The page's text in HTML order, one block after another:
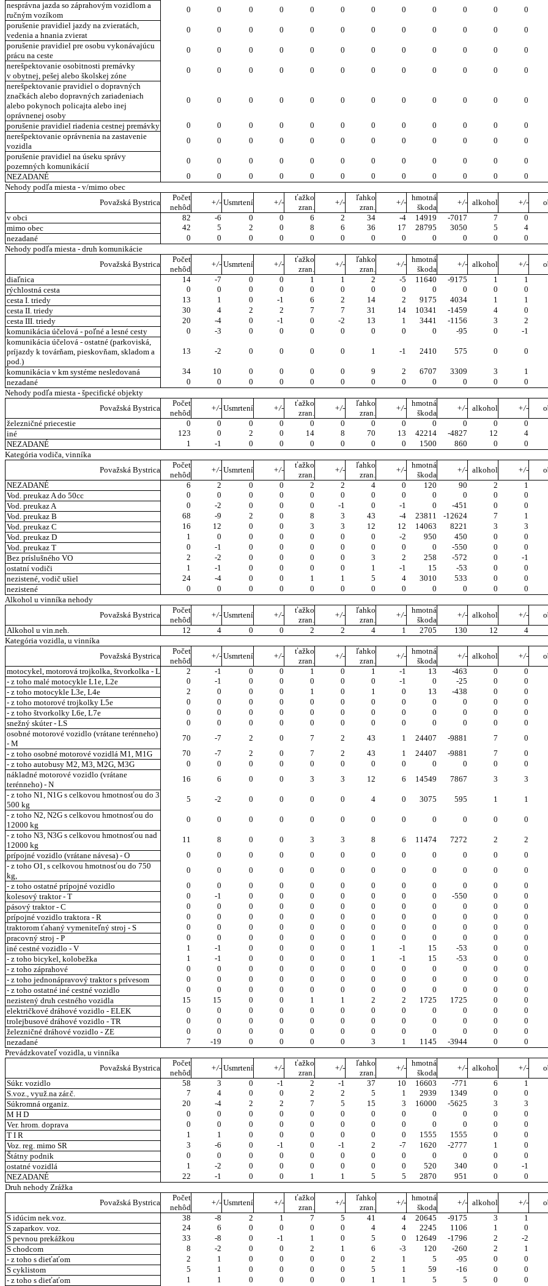
nesprávna jazda so záprahovým vozidlom a
ručným vozíkom
0 0 0 0 0 0 0 0 0 0 0 0
porušenie pravidiel jazdy na zvieratách,
vedenia a hnania zvierat
0 0 0 0 0 0 0 0 0 0 0 0
porušenie pravidiel pre osobu vykonávajúcu
prácu na ceste
0 0 0 0 0 0 0 0 0 0 0 0
nerešpektovanie osobitnosti premávky
v obytnej, pešej alebo školskej zóne
0 0 0 0 0 0 0 0 0 0 0 0
nerešpektovanie pravidiel o dopravných
značkách alebo dopravných zariadeniach
alebo pokynoch policajta alebo inej
oprávnenej osoby
0 0 0 0 0 0 0 0 0 0 0 0
porušenie pravidiel riadenia cestnej premávky 0 0 0 0 0 0 0 0 0 0 0 0
nerešpektovanie oprávnenia na zastavenie
vozidla
0 0 0 0 0 0 0 0 0 0 0 0
porušenie pravidiel na úseku správy
pozemných komunikácií
0 0 0 0 0 0 0 0 0 0 0 0
NEZADANÉ
0 0 0 0 0 0 0 0 0 0 0 0
Nehody podľa miesta - v/mimo obec
Považská Bystrica
Počet
nehôd
+/- Usmrtení +/-
ťažko
zran.
+/-
ľahko
zran.
+/-
hmotná
škoda
+/- alkohol +/-
v obci
82 -6 0 0 6 2 34 -4 14919 -7017 7 0
mimo obec
42 5 2 0 8 6 36 17 28795 3050 5 4
nezadané
0 0 0 0 0 0 0 0 0 0 0 0
Nehody podľa miesta - druh komunikácie
Považská Bystrica
Počet
nehôd
+/- Usmrtení +/-
ťažko
zran.
+/-
ľahko
zran.
+/-
hmotná
škoda
+/- alkohol +/-
diaľnica
14 -7 0 0 1 1 2 -5 11640 -9175 1 1
rýchlostná cesta
0 0 0 0 0 0 0 0 0 0 0 0
cesta I. triedy
13 1 0 -1 6 2 14 2 9175 4034 1 1
cesta II. triedy
30 4 2 2 7 7 31 14 10341 -1459 4 0
cesta III. triedy
20 -4 0 -1 0 -2 13 1 3441 -1156 3 2
komunikácia účelová - poľné a lesné cesty
0 -3 0 0 0 0 0 0 0 -95 0 -1
komunikácia účelová - ostatné (parkoviská,
príjazdy k továrňam, pieskovňam, skladom a
pod.)
13 -2 0 0 0 0 1 -1 2410 575 0 0
komunikácia v km systéme nesledovaná 34 10 0 0 0 0 9 2 6707 3309 3 1
nezadané
0 0 0 0 0 0 0 0 0 0 0 0
Nehody podľa miesta - špecifické objekty
Považská Bystrica
Počet
nehôd
+/- Usmrtení +/-
ťažko
zran.
+/-
ľahko
zran.
+/-
hmotná
škoda
+/- alkohol +/-
železničné priecestie
0 0 0 0 0 0 0 0 0 0 0 0
iné
123 0 2 0 14 8 70 13 42214 -4827 12 4
NEZADANÉ
1 -1 0 0 0 0 0 0 1500 860 0 0
Kategória vodiča, vinníka
Považská Bystrica
Počet
nehôd
+/- Usmrtení +/-
ťažko
zran.
+/-
ľahko
zran.
+/-
hmotná
škoda
+/- alkohol +/-
NEZADANÉ
6 2 0 0 2 2 4 0 120 90 2 1
Vod. preukaz A do 50cc
0 0 0 0 0 0 0 0 0 0 0 0
Vod. preukaz A
0 -2 0 0 0 -1 0 -1 0 -451 0 0
Vod. preukaz B
68 -9 2 0 8 3 43 -4 23811 -12624 7 1
Vod. preukaz C
16 12 0 0 3 3 12 12 14063 8221 3 3
Vod. preukaz D
1 0 0 0 0 0 0 -2 950 450 0 0
Vod. preukaz T
0 -1 0 0 0 0 0 0 0 -550 0 0
Bez príslušného VO
2 -2 0 0 0 0 3 2 258 -572 0 -1
ostatní vodiči
1 -1 0 0 0 0 1 -1 15 -53 0 0
nezistené, vodič ušiel
24 -4 0 0 1 1 5 4 3010 533 0 0
nezistené
0 0 0 0 0 0 0 0 0 0 0 0
Alkohol u vinníka nehody
Považská Bystrica
Počet
nehôd
+/- Usmrtení +/-
ťažko
zran.
+/-
ľahko
zran.
+/-
hmotná
škoda
+/- alkohol +/-
Alkohol u vin.neh.
12 4 0 0 2 2 4 1 2705 130 12 4
Kategória vozidla, u vinníka
Považská Bystrica
Počet
nehôd
+/- Usmrtení +/-
ťažko
zran.
+/-
ľahko
zran.
+/-
hmotná
škoda
+/- alkohol +/-
motocykel, motorová trojkolka, štvorkolka - L
2 -1 0 0 1 0 1 -1 13 -463 0 0
- z toho malé motocykle L1e, L2e
0 -1 0 0 0 0 0 -1 0 -25 0 0
- z toho motocykle L3e, L4e
2 0 0 0 1 0 1 0 13 -438 0 0
- z toho motorové trojkolky L5e
0 0 0 0 0 0 0 0 0 0 0 0
- z toho štvorkolky L6e, L7e
0 0 0 0 0 0 0 0 0 0 0 0
snežný skúter - LS
0 0 0 0 0 0 0 0 0 0 0 0
osobné motorové vozidlo (vrátane terénneho)
- M
70 -7 2 0 7 2 43 1 24407 -9881 7 0
- z toho osobné motorové vozidlá M1, M1G
70 -7 2 0 7 2 43 1 24407 -9881 7 0
- z toho autobusy M2, M3, M2G, M3G
0 0 0 0 0 0 0 0 0 0 0 0
nákladné motorové vozidlo (vrátane
terénneho) - N
16 6 0 0 3 3 12 6 14549 7867 3 3
- z toho N1, N1G s celkovou hmotnosťou do 3
500 kg
5 -2 0 0 0 0 4 0 3075 595 1 1
- z toho N2, N2G s celkovou hmotnosťou do
12000 kg
0 0 0 0 0 0 0 0 0 0 0 0
- z toho N3, N3G s celkovou hmotnosťou nad
12000 kg
11 8 0 0 3 3 8 6 11474 7272 2 2
prípojné vozidlo (vrátane návesa) - O
0 0 0 0 0 0 0 0 0 0 0 0
- z toho O1, s celkovou hmotnosťou do 750
kg,
0 0 0 0 0 0 0 0 0 0 0 0
- z toho ostatné prípojné vozidlo
0 0 0 0 0 0 0 0 0 0 0 0
kolesový traktor - T
0 -1 0 0 0 0 0 0 0 -550 0 0
pásový traktor - C
0 0 0 0 0 0 0 0 0 0 0 0
prípojné vozidlo traktora - R
0 0 0 0 0 0 0 0 0 0 0 0
traktorom ťahaný vymeniteľný stroj - S
0 0 0 0 0 0 0 0 0 0 0 0
pracovný stroj - P
0 0 0 0 0 0 0 0 0 0 0 0
iné cestné vozidlo - V
1 -1 0 0 0 0 1 -1 15 -53 0 0
- z toho bicykel, kolobežka
1 -1 0 0 0 0 1 -1 15 -53 0 0
- z toho záprahové
0 0 0 0 0 0 0 0 0 0 0 0
- z toho jednonápravový traktor s prívesom
0 0 0 0 0 0 0 0 0 0 0 0
- z toho ostatné iné cestné vozidlo
0 0 0 0 0 0 0 0 0 0 0 0
nezistený druh cestného vozidla
15 15 0 0 1 1 2 2 1725 1725 0 0
električkové dráhové vozidlo - ELEK
0 0 0 0 0 0 0 0 0 0 0 0
trolejbusové dráhové vozidlo - TR
0 0 0 0 0 0 0 0 0 0 0 0
železničné dráhové vozidlo - ZE
0 0 0 0 0 0 0 0 0 0 0 0
nezadané
7 -19 0 0 0 0 3 1 1145 -3944 0 0
Prevádzkovateľ vozidla, u vinníka
Považská Bystrica
Počet
nehôd
+/- Usmrtení +/-
ťažko
zran.
+/-
ľahko
zran.
+/-
hmotná
škoda
+/- alkohol +/-
Súkr. vozidlo
58 3 0 -1 2 -1 37 10 16603 -771 6 1
S.voz., využ.na zár.č.
7 4 0 0 2 2 5 1 2939 1349 0 0
Súkromná organiz.
20 -4 2 2 7 5 15 3 16000 -5625 3 3
M H D
0 0 0 0 0 0 0 0 0 0 0 0
Ver. hrom. doprava
0 0 0 0 0 0 0 0 0 0 0 0
T I R
1 1 0 0 0 0 0 0 1555 1555 0 0
Voz. reg. mimo SR
3 -6 0 -1 0 -1 2 -7 1620 -2777 1 0
Štátny podnik
0 0 0 0 0 0 0 0 0 0 0 0
ostatné vozidlá
1 -2 0 0 0 0 0 0 520 340 0 -1
NEZADANÉ
22 -1 0 0 1 1 5 5 2870 951 0 0
Druh nehody Zrážka
Považská Bystrica
Počet
nehôd
+/- Usmrtení +/-
ťažko
zran.
+/-
ľahko
zran.
+/-
hmotná
škoda
+/- alkohol +/-
S idúcim nek.voz.
38 -8 2 1 7 5 41 4 20645 -9175 3 1
S zaparkov. voz.
24 6 0 0 0 0 4 4 2245 1106 1 0
S pevnou prekážkou
33 -8 0 -1 1 0 5 0 12649 -1796 2 -2
S chodcom
8 -2 0 0 2 1 6 -3 120 -260 2 1
- z toho s dieťaťom
2 1 0 0 0 0 2 1 5 -95 0 0
S cyklistom
5 1 0 0 0 0 5 1 59 -16 0 0
- z toho s dieťaťom
1 1 0 0 0 0 1 1 5 5 0 0